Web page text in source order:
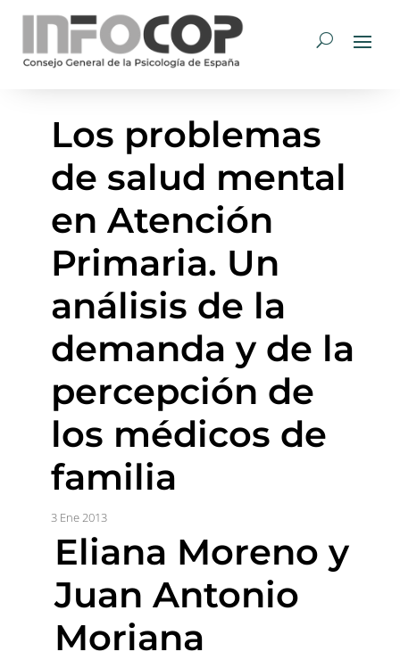
Los problemas
de salud mental
en Atención
Primaria. Un
análisis de la
demanda y de la
percepción de
los médicos de
familia
3 Ene 2013
Eliana Moreno y
Juan Antonio
Moriana